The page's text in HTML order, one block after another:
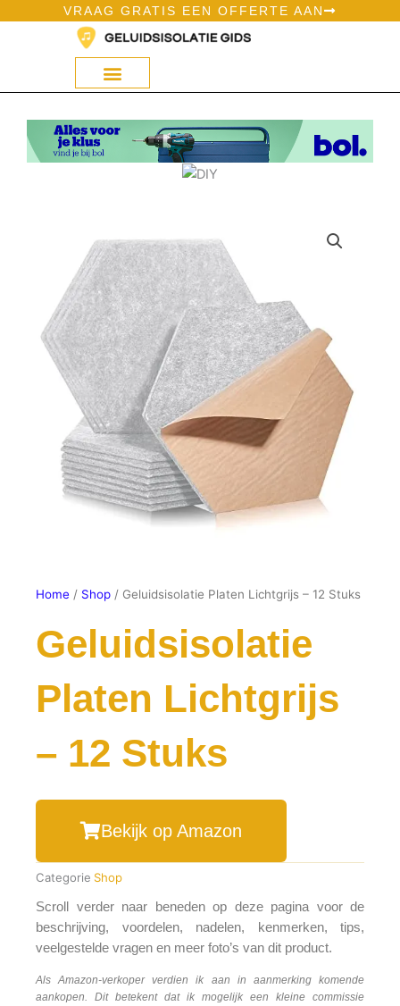
VRAAG GRATIS EEN OFFERTE AAN
Home / Shop / Geluidsisolatie Platen Lichtgrijs – 12 Stuks
Geluidsisolatie
Platen Lichtgrijs
– 12 Stuks
Bekijk op Amazon
Categorie Shop
Scroll verder naar beneden op deze pagina voor de
beschrijving, voordelen, nadelen, kenmerken, tips,
veelgestelde vragen en meer foto’s van dit product.
Als Amazon-verkoper verdien ik aan in aanmerking komende
aankopen. Dit betekent dat ik mogelijk een kleine commissie